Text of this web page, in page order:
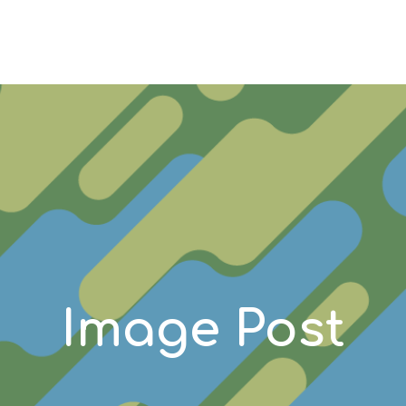
Image Post